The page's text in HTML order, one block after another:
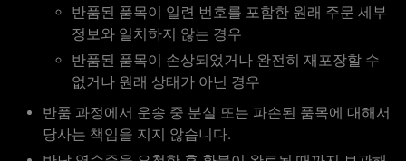
반품된 품목이 일련 번호를 포함한 원래 주문 세부
정보와 일치하지 않는 경우
반품된 품목이 손상되었거나 완전히 재포장할 수
없거나 원래 상태가 아닌 경우
반품 과정에서 운송 중 분실 또는 파손된 품목에 대해서
당사는 책임을 지지 않습니다.